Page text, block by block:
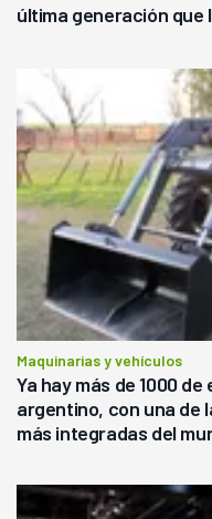
última generación
Maquinarias y vehículos
Ya hay más de 1000
argentino, con una
más integradas del